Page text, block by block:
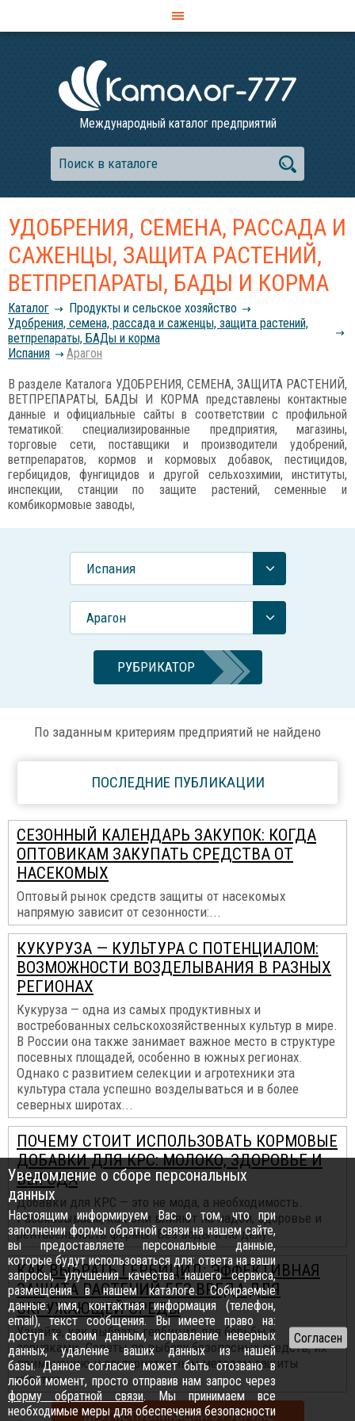
Международный каталог предприятий
УДОБРЕНИЯ, СЕМЕНА, РАССАДА И
САЖЕНЦЫ, ЗАЩИТА РАСТЕНИЙ,
ВЕТПРЕПАРАТЫ, БАДЫ И КОРМА
Каталог
Продукты и сельское хозяйство
Удобрения, семена, рассада и саженцы, защита растений,
ветпрепараты, БАДы и корма
Испания
Арагон
В разделе Каталога УДОБРЕНИЯ, СЕМЕНА, ЗАЩИТА РАСТЕНИЙ,
ВЕТПРЕПАРАТЫ, БАДЫ И КОРМА представлены контактные
данные и официальные сайты в соответствии с профильной
тематикой: специализированные предприятия, магазины,
торговые сети, поставщики и производители удобрений,
ветпрепаратов, кормов и кормовых добавок, пестицидов,
гербицидов, фунгицидов и другой сельхозхимии, институты,
инспекции, станции по защите растений, семенные и
комбикормовые заводы,
Испания
Арагон
РУБРИКАТОР
По заданным критериям предприятий не найдено
ПОСЛЕДНИЕ ПУБЛИКАЦИИ
СЕЗОННЫЙ КАЛЕНДАРЬ ЗАКУПОК: КОГДА
ОПТОВИКАМ ЗАКУПАТЬ СРЕДСТВА ОТ
НАСЕКОМЫХ
Оптовый рынок средств защиты от насекомых
напрямую зависит от сезонности:...
КУКУРУЗА — КУЛЬТУРА С ПОТЕНЦИАЛОМ:
ВОЗМОЖНОСТИ ВОЗДЕЛЫВАНИЯ В РАЗНЫХ
РЕГИОНАХ
Кукуруза — одна из самых продуктивных и
востребованных сельскохозяйственных культур в мире.
В России она также занимает важное место в структуре
посевных площадей, особенно в южных регионах.
Однако с развитием селекции и агротехники эта
культура стала успешно возделываться и в более
северных широтах...
ПОЧЕМУ СТОИТ ИСПОЛЬЗОВАТЬ КОРМОВЫЕ
ДОБАВКИ ДЛЯ КРС: МОЛОКО, ЗДОРОВЬЕ И
ВЫГОДА
Добавки для КРС — это не мода, а необходимость.
Рассказываем, как они влияют на надои, здоровье и
рентабельность фермы. Без воды и по делу...
КАК ВЫБРАТЬ ГЕРБИЦИД: ЭФФЕКТИВНАЯ
ЗАЩИТА РАСТЕНИЙ БЕЗ ВРЕДА ДЛЯ
ОКРУЖАЮЩЕЙ СРЕДЫ
Узнайте, как выбрать гербицид для борьбы с
сорняками. Советы по выбору безопасных средств, их
применению и альтернативным методам защиты
участка...
ДРУГИЕ ПУБЛИКАЦИИ В РУБРИКЕ
Уведомление о сборе персональных
данных
Настоящим информируем Вас о том, что при
заполнении формы обратной связи на нашем сайте,
вы предоставляете персональные данные,
которые будут использоваться для: ответа на ваши
запросы, улучшения качества нашего сервиса,
размещения в нашем каталоге. Собираемые
данные: имя, контактная информация (телефон,
email), текст сообщения. Вы имеете право на:
доступ к своим данным, исправление неверных
данных, удаление ваших данных из нашей
базы. Данное согласие может быть отозвано в
любой момент, просто отправив нам запрос через
форму обратной связи. Мы принимаем все
необходимые меры для обеспечения безопасности